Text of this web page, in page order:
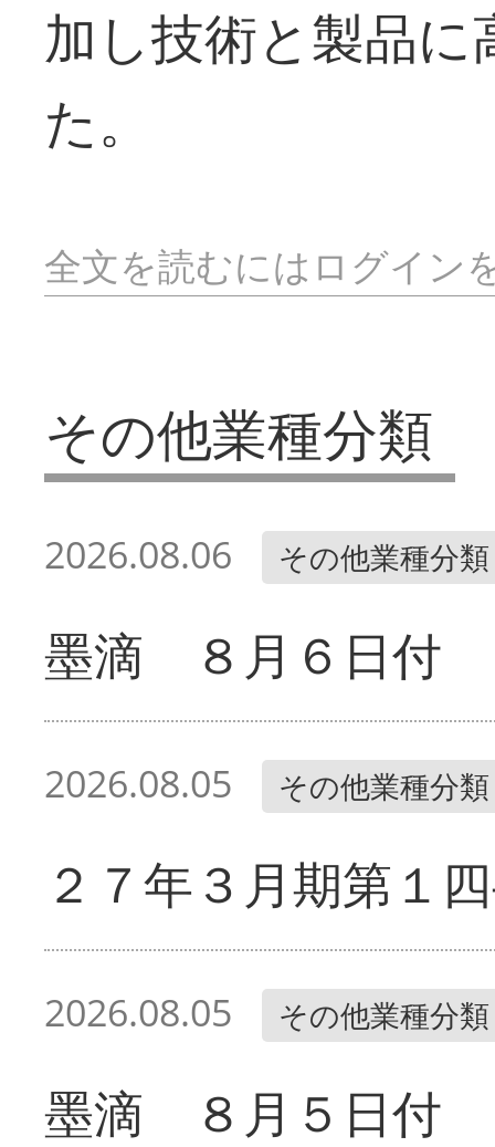
加し技術と製品
た。
全文を読むにはログイン
その他業種分類
2026.08.06 その他業種分類
墨滴 ８月６日付
2026.08.05 その他業種分類
２７年３月期第１
2026.08.05 その他業種分類
墨滴 ８月５日付